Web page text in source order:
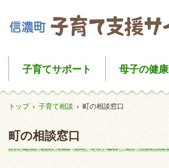
子育てサポート 母子の健康
トップ › 子育て相談 › 町の相談窓口
町の相談窓口